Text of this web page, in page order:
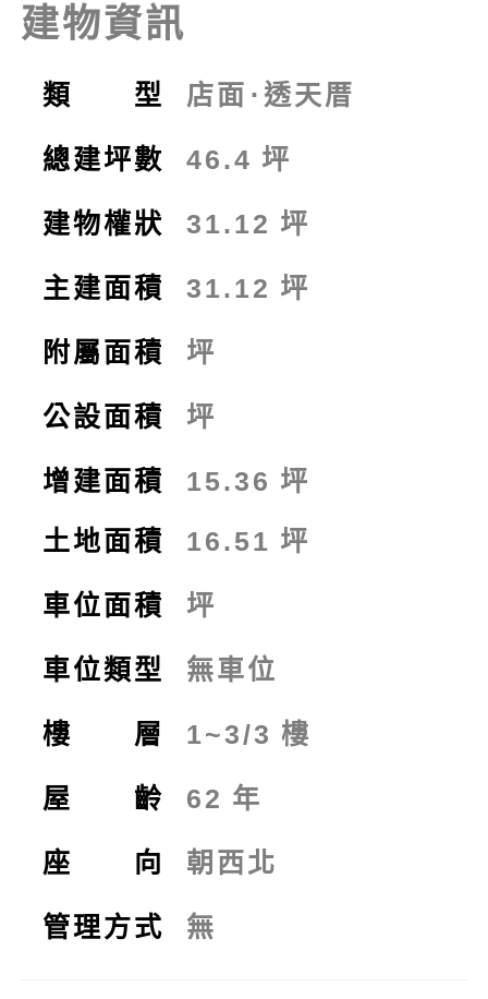
建物資訊
類 型 店面 ⋅ 透天厝
總建坪數 46.4 坪
建物權狀 31.12 坪
主建面積 31.12 坪
附屬面積 坪
公設面積 坪
增建面積 15.36 坪
土地面積
16.51 坪
車位面積 坪
車位類型 無車位
樓 層 1~3/3 樓
屋 齡 62 年
座 向 朝西北
管理方式 無